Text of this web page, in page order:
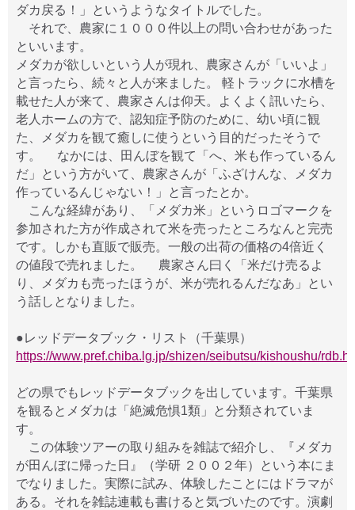
ダカ戻る！」というようなタイトルでした。
それで、農家に１０００件以上の問い合わせがあった
といいます。
メダカが欲しいという人が現れ、農家さんが「いいよ」
と言ったら、続々と人が来ました。 軽トラックに水槽を
載せた人が来て、農家さんは仰天。よくよく訊いたら、
老人ホームの方で、認知症予防のために、幼い頃に観
た、メダカを観て癒しに使うという目的だったそうで
す。 なかには、田んぼを観て「へ、米も作っているん
だ」という方がいて、農家さんが「ふざけんな、メダカ
作っているんじゃない！」と言ったとか。
こんな経緯があり、「メダカ米」というロゴマークを
参加された方が作成されて米を売ったところなんと完売
です。しかも直販で販売。一般の出荷の価格の4倍近く
の値段で売れました。 農家さん曰く「米だけ売るよ
り、メダカも売ったほうが、米が売れるんだなあ」とい
う話しとなりました。
●レッドデータブック・リスト（千葉県）
https://www.pref.chiba.lg.jp/shizen/seibutsu/kishoushu/
どの県でもレッドデータブックを出しています。千葉県
を観るとメダカは「絶滅危惧1類」と分類されていま
す。
この体験ツアーの取り組みを雑誌で紹介し、『メダカ
が田んぼに帰った日』（学研 ２００２年）という本にま
でなりました。実際に試み、体験したことにはドラマが
ある。それを雑誌連載も書けると気づいたのです。演劇